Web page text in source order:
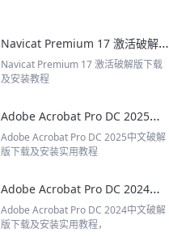
Navicat Premium 17 激活破解版下载及安装教程
Navicat Premium 17 激活破解版下载
及安装教程
Adobe Acrobat Pro DC 2025中文破解版下载及安装实用教程
Adobe Acrobat Pro DC 2025中文破解
版下载及安装实用教程
Adobe Acrobat Pro DC 2024中文破解版下载及安装实用教程
Adobe Acrobat Pro DC 2024中文破解
版下载及安装实用教程，